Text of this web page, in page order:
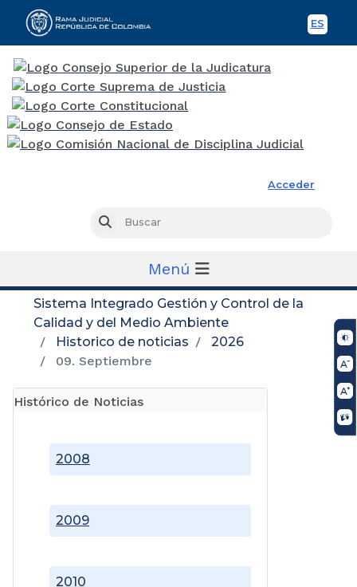
ES
Acceder
Buscar
Menú
Sistema Integrado Gestión y Control de la
Calidad y del Medio Ambiente
Historico de noticias
2026
09. Septiembre
Histórico de Noticias
2008
2009
2010